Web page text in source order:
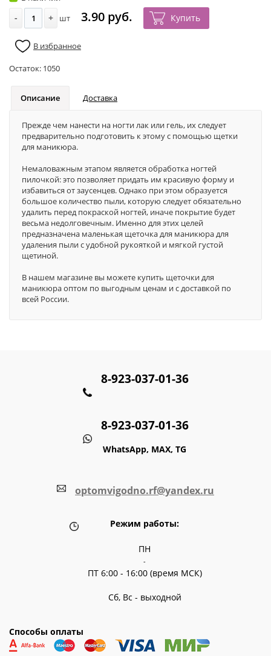
- + шт 3.90 руб. Купить
В избранное
Остаток: 1050
Описание Доставка
Прежде чем нанести на ногти лак или гель, их следует
предварительно подготовить к этому с помощью щетки
для маникюра.
Немаловажным этапом является обработка ногтей
пилочкой: это позволяет придать им красивую форму и
избавиться от заусенцев. Однако при этом образуется
большое количество пыли, которую следует обязательно
удалить перед покраской ногтей, иначе покрытие будет
весьма недолговечным. Именно для этих целей
предназначена маленькая щеточка для маникюра для
удаления пыли с удобной рукояткой и мягкой густой
щетиной.
В нашем магазине вы можете купить щеточки для
маникюра оптом по выгодным ценам и с доставкой по
всей России.
8-923-037-01-36
8-923-037-01-36
WhatsApp, MAX, TG
optomvigodno.rf@yandex.ru
Режим работы:
ПН
-
ПТ 6:00 - 16:00 (время МСК)
Сб, Вс - выходной
Способы оплаты